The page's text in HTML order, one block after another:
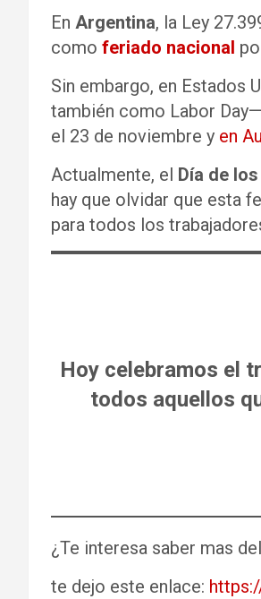
En Argentina, la Ley
como feriado nacional
Sin embargo, en Estados
también como Labor
el 23 de noviembre y en
Actualmente, el Día de
hay que olvidar que esta
para todos los
Hoy celebramos el
todos aquellos
¿Te interesa saber mas
te dejo este enlace: